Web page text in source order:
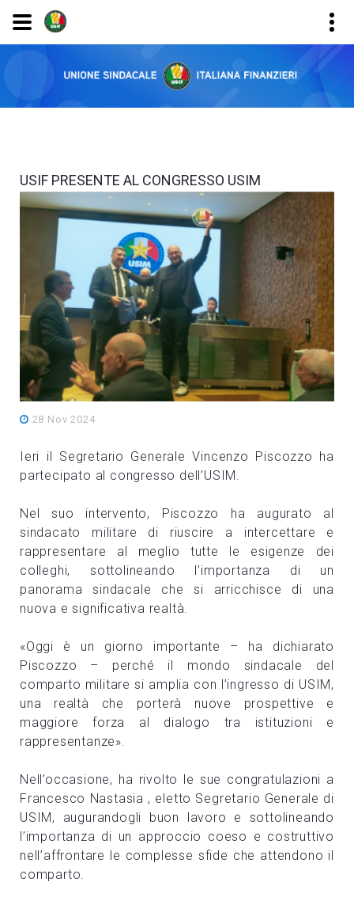
USIF PRESENTE AL CONGRESSO USIM
28 Nov 2024
Ieri il Segretario Generale Vincenzo Piscozzo ha
partecipato al congresso dell’USIM.
Nel suo intervento, Piscozzo ha augurato al
sindacato militare di riuscire a intercettare e
rappresentare al meglio tutte le esigenze dei
colleghi, sottolineando l’importanza di un
panorama sindacale che si arricchisce di una
nuova e significativa realtà.
«Oggi è un giorno importante – ha dichiarato
Piscozzo – perché il mondo sindacale del
comparto militare si amplia con l’ingresso di USIM,
una realtà che porterà nuove prospettive e
maggiore forza al dialogo tra istituzioni e
rappresentanze».
Nell’occasione, ha rivolto le sue congratulazioni a
Francesco Nastasia , eletto Segretario Generale di
USIM, augurandogli buon lavoro e sottolineando
l’importanza di un approccio coeso e costruttivo
nell’affrontare le complesse sfide che attendono il
comparto.